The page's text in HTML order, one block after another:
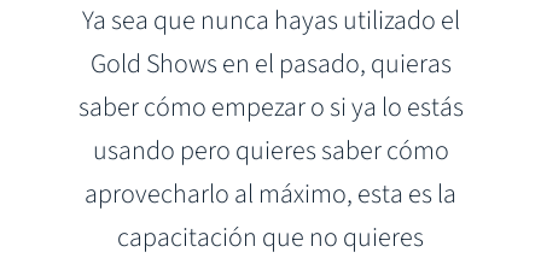
Ya sea que nunca hayas utilizado el
Gold Shows en el pasado, quieras
saber cómo empezar o si ya lo estás
usando pero quieres saber cómo
aprovecharlo al máximo, esta es la
capacitación que no quieres